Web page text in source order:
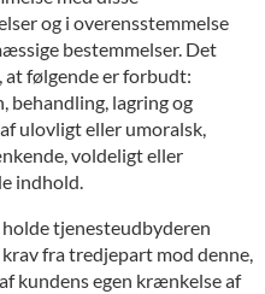
og i overensstemmelse
bestemmelser. Det
at følgende er forbudt:
behandling, lagring og
ulovligt eller umoralsk,
voldeligt eller
indhold.
tjenesteudbyderen
fra tredjepart mod denne,
kundens egen krænkelse af